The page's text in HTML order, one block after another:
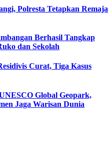
Polresta Tetapkan Remaja
Berhasil Tangkap
dan Sekolah
Curat, Tiga Kasus
Global Geopark,
Jaga Warisan Dunia